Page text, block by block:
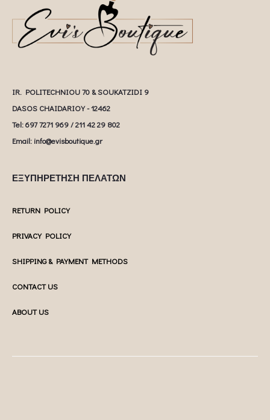
IR. POLITECHNIOU 70 & SOUKATZIDI 9
DASOS CHAIDARIOY - 12462
Tel: 697 7271 969 / 211 42 29 802
Email: info@evisboutique.gr
ΕΞΥΠΗΡΕΤΗΣΗ ΠΕΛΑΤΩΝ
RETURN POLICY
PRIVACY POLICY
SHIPPING & PAYMENT METHODS
CONTACT US
ABOUT US